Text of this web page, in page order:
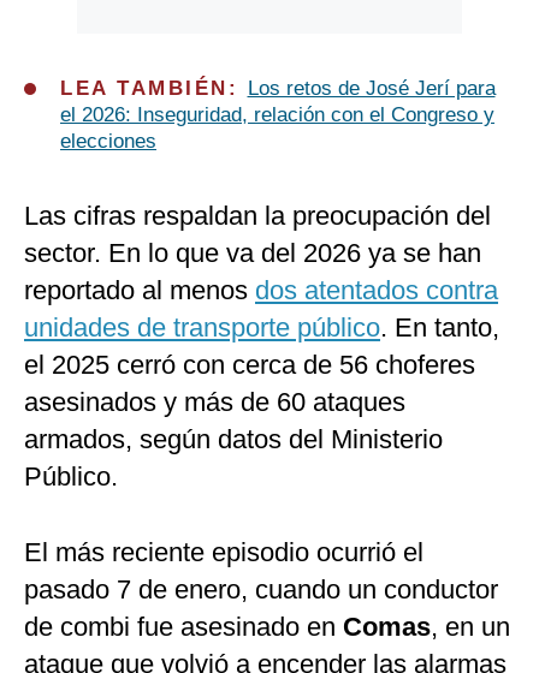
LEA TAMBIÉN:
Los retos de José Jerí para
el 2026: Inseguridad, relación con el Congreso y
elecciones
Las cifras respaldan la preocupación del
sector. En lo que va del 2026 ya se han
reportado al menos dos atentados contra
unidades de transporte público. En tanto,
el 2025 cerró con cerca de 56 choferes
asesinados y más de 60 ataques
armados, según datos del Ministerio
Público.
El más reciente episodio ocurrió el
pasado 7 de enero, cuando un conductor
de combi fue asesinado en Comas, en un
ataque que volvió a encender las alarmas